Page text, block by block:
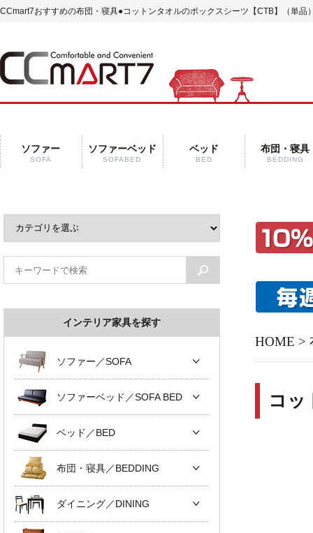
CCmart7おすすめの布団・寝具●コットンタオルのボックスシーツ【CTB】（単品
ソファー
SOFA
ソファーベッド
SOFABED
ベッド
BED
布団・寝具
BEDDING
HOME >
コッ
インテリア家具を探す
ソファー／SOFA
ソファーベッド／SOFA BED
ベッド／BED
布団・寝具／BEDDING
ダイニング／DINING